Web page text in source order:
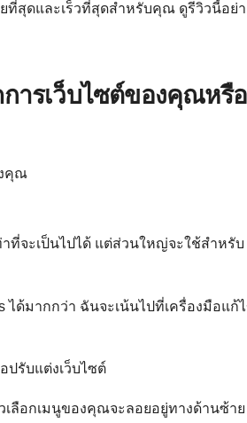
ที่สุดและเร็วที่สุดสำหรับคุณ ดูรีวิวนี้อย่
ารเว็บไซต์ของคุณหรือ
คุณ
าที่จะเป็นไปได้ แต่ส่วนใหญ่จะใช้สำหรับ
ได้มากกว่า ฉันจะเน้นไปที่เครื่องมือแก้
อปรับแต่งเว็บไซต์
ลือกเมนูของคุณจะลอยอยู่ทางด้านซ้าย